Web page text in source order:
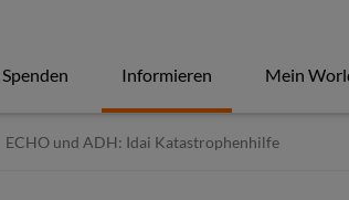
Spenden Informieren Mein
ECHO und ADH: Idai Katastrophenhilfe